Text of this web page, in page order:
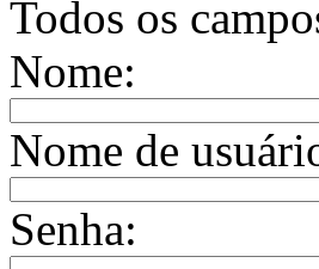
Todos os
Nome:
Nome de
Senha: